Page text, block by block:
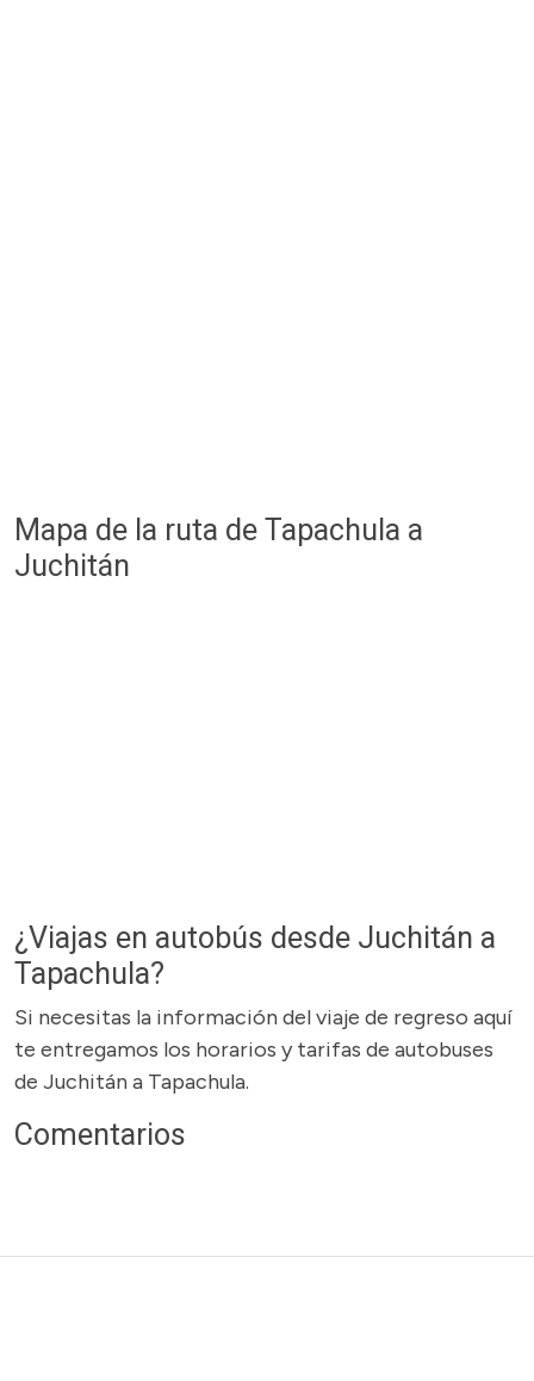
Mapa de la ruta de Tapachula a
Juchitán
¿Viajas en autobús desde Juchitán a
Tapachula?
Si necesitas la información del viaje de regreso aquí
te entregamos los horarios y tarifas de autobuses
de Juchitán a Tapachula.
Comentarios